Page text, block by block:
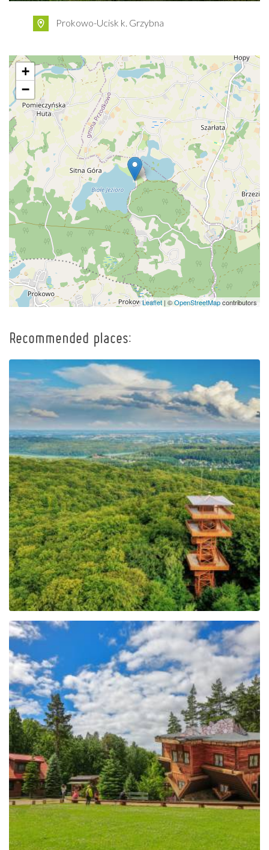
Prokowo-Ucisk k. Grzybna
+
−
Leaflet | ©OpenStreetMapcontributors
Recommended places:
Observation Tower of
Pope John Paul II at
Wieżyca
The Regional Centre of
Education and
Promotion in Szymbark